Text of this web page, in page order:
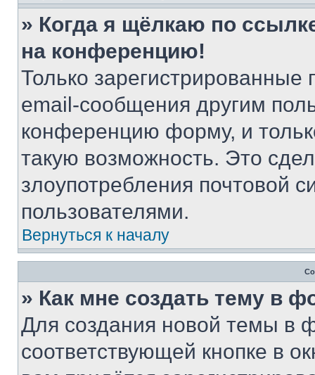
» Когда я щёлкаю по
на конференцию!
Только зарегистрированные
email-сообщения другим
конференцию форму, и
такую возможность. Это
злоупотребления почтовой
пользователями.
Вернуться к началу
» Как мне создать тему в
Для создания новой темы в
соответствующей кнопке в